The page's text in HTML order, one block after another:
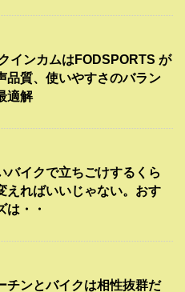
インカムはFODSPORTS が
品質、使いやすさのバラン
適解
バイクで立ちごけするくら
えればいいじゃない。おす
は・・
チンとバイクは相性抜群だ